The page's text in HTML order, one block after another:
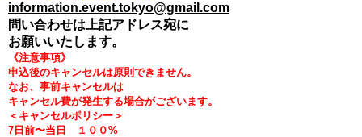
information.event.tokyo@gmail.com
問い合わせは上記アドレス宛に
お願いいたします。
《注意事項》
申込後のキャンセルは原則できません。
なお、事前キャンセルは
キャンセル費が発生する場合がございます。
＜キャンセルポリシー＞
7日前〜当日 １００%